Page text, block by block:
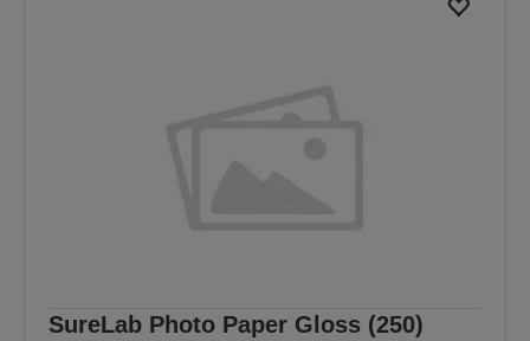
SureLab Photo Paper Gloss (250)